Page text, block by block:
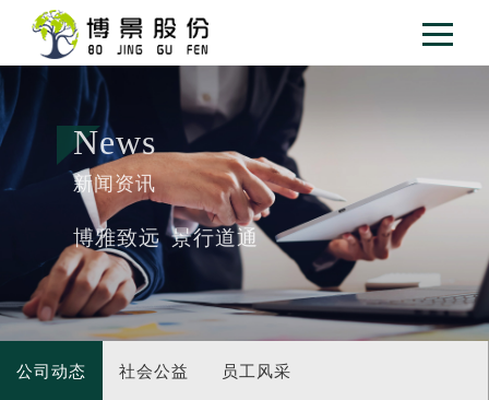
News
新闻资讯
博雅致远 景行道通
公司动态 社会公益 员工风采